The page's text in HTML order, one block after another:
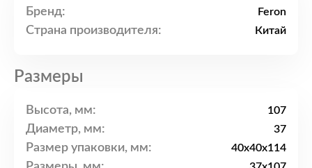
Бренд: Feron
Страна производителя: Китай
Размеры
Высота, мм: 107
Диаметр, мм: 37
Размер упаковки, мм: 40x40x114